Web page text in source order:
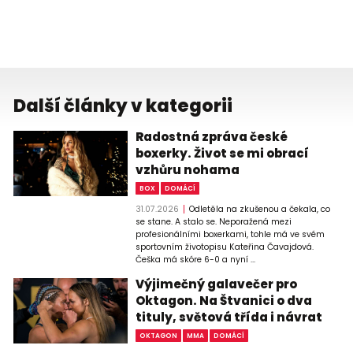
Další články v kategorii
Radostná zpráva české
boxerky. Život se mi obrací
vzhůru nohama
BOX DOMÁCÍ
31.07.2026
Odletěla na zkušenou a čekala, co
se stane. A stalo se. Neporažená mezi
profesionálními boxerkami, tohle má ve svém
sportovním životopisu Kateřina Čavajdová.
Češka má skóre 6-0 a nyní ...
Výjimečný galavečer pro
Oktagon. Na Štvanici o dva
tituly, světová třída i návrat
OKTAGON MMA DOMÁCÍ